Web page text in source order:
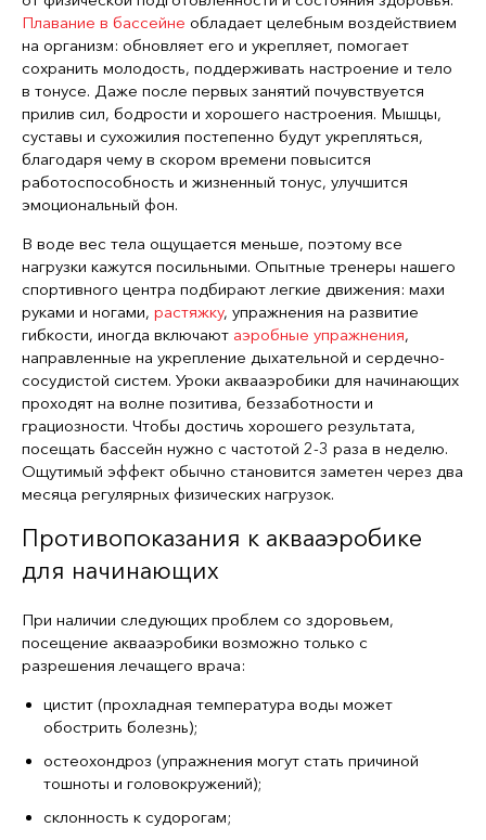
Плавание в бассейне обладает целебным воздействием
на организм: обновляет его и укрепляет, помогает
сохранить молодость, поддерживать настроение и тело
в тонусе. Даже после первых занятий почувствуется
прилив сил, бодрости и хорошего настроения. Мышцы,
суставы и сухожилия постепенно будут укрепляться,
благодаря чему в скором времени повысится
работоспособность и жизненный тонус, улучшится
эмоциональный фон.
В воде вес тела ощущается меньше, поэтому все
нагрузки кажутся посильными. Опытные тренеры нашего
спортивного центра подбирают легкие движения: махи
руками и ногами, растяжку, упражнения на развитие
гибкости, иногда включают аэробные упражнения,
направленные на укрепление дыхательной и сердечно-
сосудистой систем. Уроки аквааэробики для начинающих
проходят на волне позитива, беззаботности и
грациозности. Чтобы достичь хорошего результата,
посещать бассейн нужно с частотой 2-3 раза в неделю.
Ощутимый эффект обычно становится заметен через два
месяца регулярных физических нагрузок.
Противопоказания к аквааэробике
для начинающих
При наличии следующих проблем со здоровьем,
посещение аквааэробики возможно только с
разрешения лечащего врача:
цистит (прохладная температура воды может
обострить болезнь);
остеохондроз (упражнения могут стать причиной
тошноты и головокружений);
склонность к судорогам;